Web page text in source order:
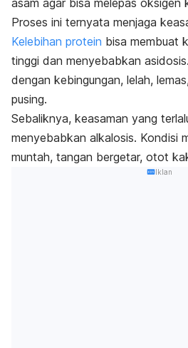
asam agar bisa melepas oksigen
Proses ini ternyata menjaga
Kelebihan protein bisa membuat
tinggi dan menyebabkan
dengan kebingungan, lelah,
pusing.
Sebaliknya, keasaman yang
menyebabkan alkalosis. Kondisi
muntah, tangan bergetar, otot
Iklan